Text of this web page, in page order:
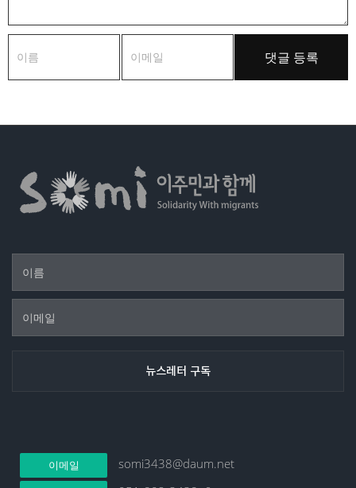
이메일 somi3438@daum.net